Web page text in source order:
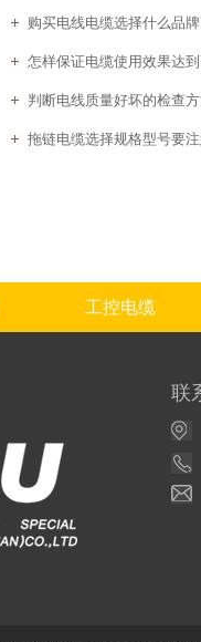
购买电线电缆选择什么品
怎样保证电缆使用效果达
判断电线质量好坏的检查
拖链电缆选择规格型号要
工控电缆
联